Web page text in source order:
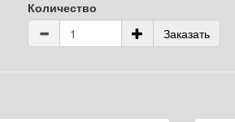
Количество
Заказать